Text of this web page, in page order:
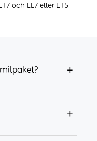
och EL7 eller ET5
+
+